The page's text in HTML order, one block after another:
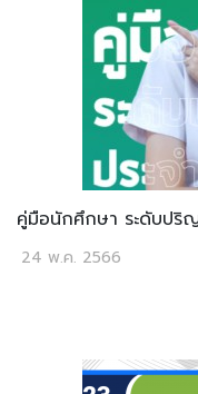
คู่มือนักศึกษา ระดับป
24 พ.ค. 2566